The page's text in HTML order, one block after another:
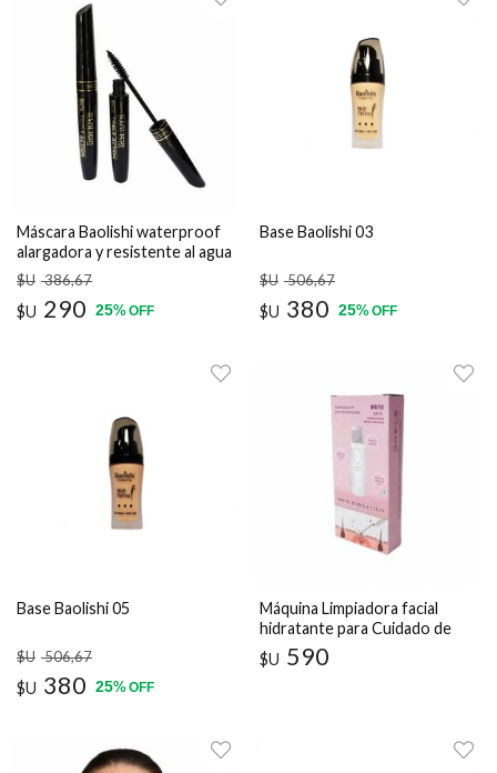
Máscara Baolishi waterproof
alargadora y resistente al agua
$U 386,67
$U 290 25%OFF
Base Baolishi 03
$U 506,67
$U 380 25%OFF
Base Baolishi 05
$U 506,67
$U 380 25%OFF
Máquina Limpiadora facial
hidratante para Cuidado de
piel
$U 590